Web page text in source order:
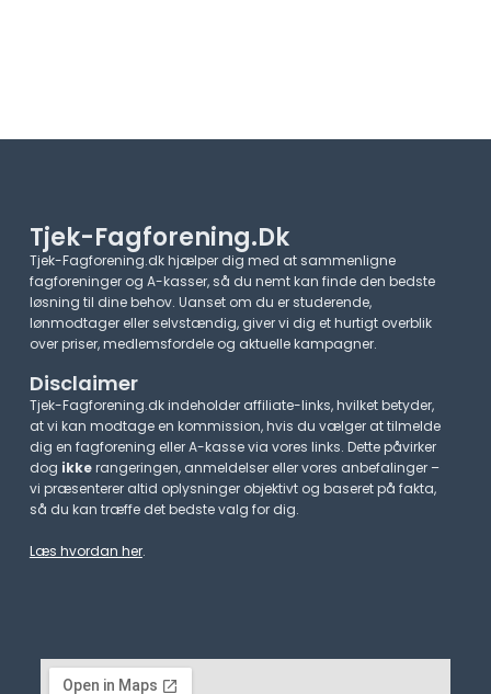
Tjek-Fagforening.dk
Tjek-Fagforening.dk hjælper dig med at sammenligne
fagforeninger og A-kasser, så du nemt kan finde den bedste
løsning til dine behov. Uanset om du er studerende,
lønmodtager eller selvstændig, giver vi dig et hurtigt overblik
over priser, medlemsfordele og aktuelle kampagner.​
Disclaimer
Tjek-Fagforening.dk indeholder affiliate-links, hvilket betyder,
at vi kan modtage en kommission, hvis du vælger at tilmelde
dig en fagforening eller A-kasse via vores links. Dette påvirker
dog ikkerangeringen, anmeldelser eller vores anbefalinger –
vi præsenterer altid oplysninger objektivt og baseret på fakta,
så du kan træffe det bedste valg for dig.
Læs hvordan her.